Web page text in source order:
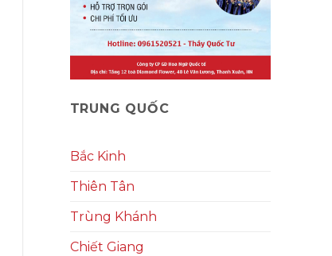
TRUNG QUỐC
Bắc Kinh
Thiên Tân
Trùng Khánh
Chiết Giang